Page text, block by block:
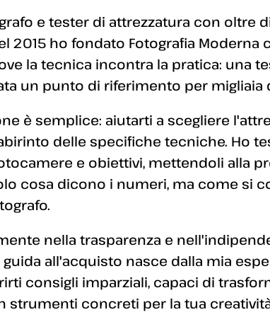
e tester di attrezzatura con oltre
2015 ho fondato Fotografia Moderna
la tecnica incontra la pratica: una
un punto di riferimento per migliaia
è semplice: aiutarti a scegliere
delle specifiche tecniche. Ho
e obiettivi, mettendoli alla
cosa dicono i numeri, ma come si
nella trasparenza e
all'acquisto nasce dalla mia
consigli imparziali, capaci di
strumenti concreti per la tua